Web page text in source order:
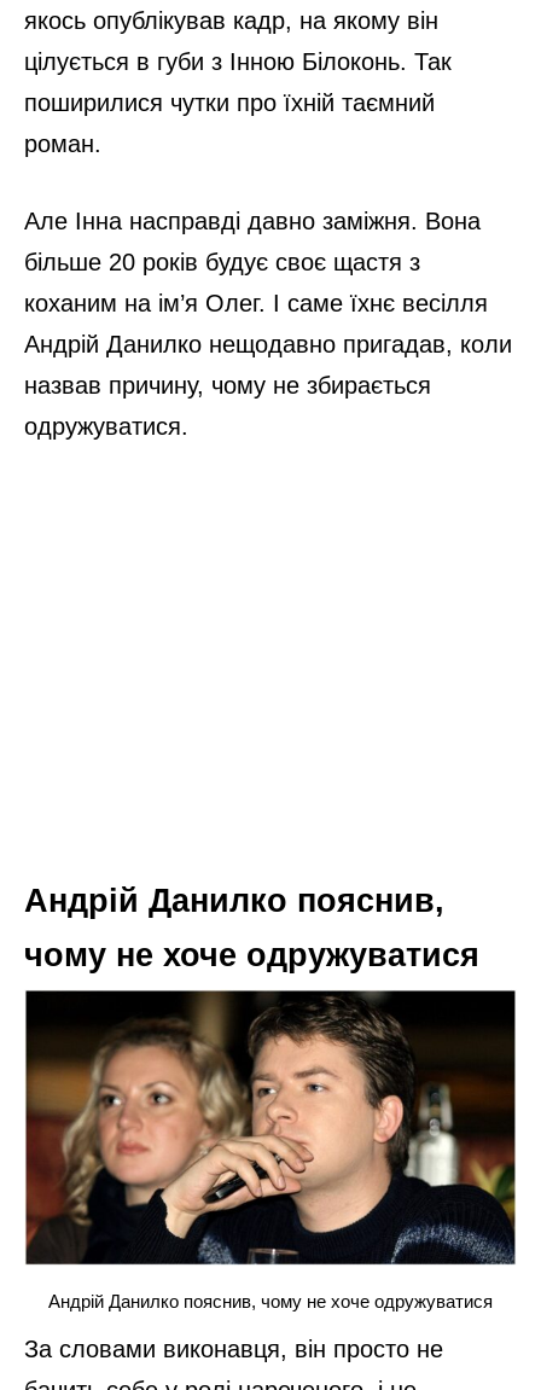
якось опублікував кадр, на якому він
цілується в губи з Інною Білоконь. Так
поширилися чутки про їхній таємний
роман.
Але Інна насправді давно заміжня. Вона
більше 20 років будує своє щастя з
коханим на ім’я Олег. І саме їхнє весілля
Андрій Данилко нещодавно пригадав, коли
назвав причину, чому не збирається
одружуватися.
Андрій Данилко пояснив,
чому не хоче одружуватися
Андрій Данилко пояснив, чому не хоче одружуватися
За словами виконавця, він просто не